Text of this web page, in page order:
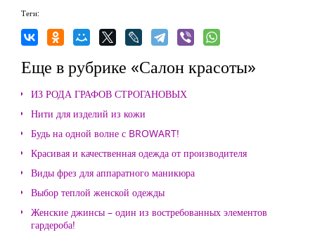
Теги:
Еще в рубрике «Салон красоты»
ИЗ РОДА ГРАФОВ СТРОГАНОВЫХ
Нити для изделий из кожи
Будь на одной волне с BROWART!
Красивая и качественная одежда от производителя
Виды фрез для аппаратного маникюра
Выбор теплой женской одежды
Женские джинсы – один из востребованных элементов
гардероба!